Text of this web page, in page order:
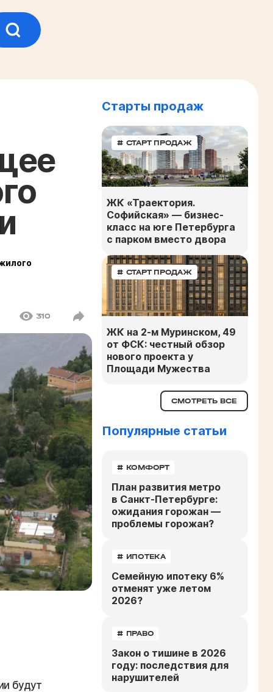
310
будут
Старты продаж
# СТАРТ ПРОДАЖ
ЖК «Траектория.
Софийская» — бизнес-
класс на юге Петербурга
с парком вместо двора
# СТАРТ ПРОДАЖ
ЖК на 2-м Муринском, 49
от ФСК: честный обзор
нового проекта у
Площади Мужества
СМОТРЕТЬ ВСЕ
Популярные статьи
# КОМФОРТ
План развития метро
в Санкт-Петербурге:
ожидания горожан —
проблемы горожан?
# ИПОТЕКА
Семейную ипотеку 6%
отменят уже летом
2026?
# ПРАВО
Закон о тишине в 2026
году: последствия для
нарушителей